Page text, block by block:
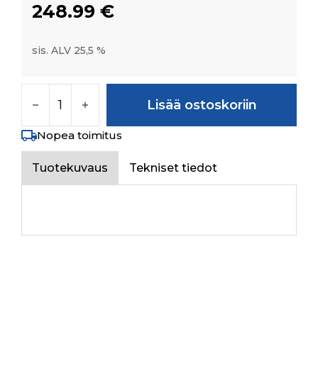
248.99 €
sis. ALV 25,5 %
Lisää ostoskoriin
Nopea toimitus
Tuotekuvaus Tekniset tiedot